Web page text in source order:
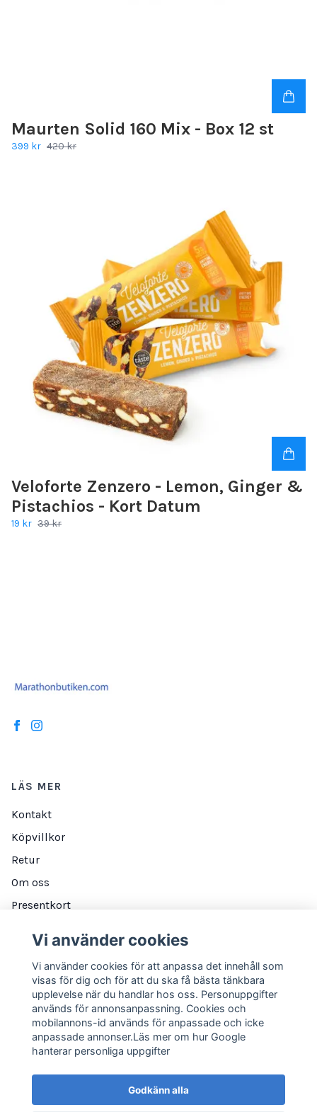
Maurten Solid 160 Mix - Box 12 st
399 kr 420 kr
Veloforte Zenzero - Lemon, Ginger &
Pistachios - Kort Datum
19 kr 39 kr
LÄS MER
Kontakt
Köpvillkor
Retur
Om oss
Presentkort
Integritetspolicy
DITT KONTO
Logga in
Vi använder cookies
Vi använder cookies för att anpassa det innehåll som
visas för dig och för att du ska få bästa tänkbara
upplevelse när du handlar hos oss. Personuppgifter
används för annonsanpassning. Cookies och
mobilannons-id används för anpassade och icke
anpassade annonser.Läs mer om hur Google
hanterar personliga uppgifter
Godkänn alla